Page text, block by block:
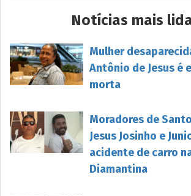
Notícias mais
Mulher
Antônio de Jesus é
morta
Moradores de
Jesus Josinho e
acidente de carro
Diamantina